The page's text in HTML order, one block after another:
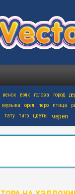
венок волк голова город
музыка орел перо птица
тату тигр цветы череп